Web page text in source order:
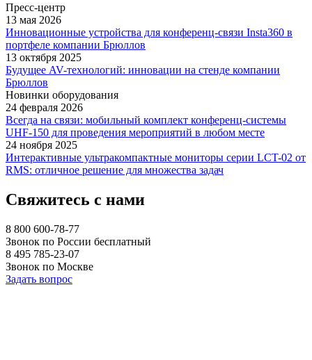
Пресс-центр
13 мая 2026
Инновационные устройства для конференц-связи Insta360 в
портфеле компании Брюллов
13 октября 2025
Будущее AV-технологий: инновации на стенде компании
Брюллов
Новинки оборудования
24 февраля 2026
Всегда на связи: мобильный комплект конференц-системы
UHF-150 для проведения мероприятий в любом месте
24 ноября 2025
Интерактивные ультракомпактные мониторы серии LCT-02 от
RMS: отличное решение для множества задач
Свяжитесь с нами
8 800 600-78-77
Звонок по России бесплатный
8 495 785-23-07
Звонок по Москве
Задать вопрос